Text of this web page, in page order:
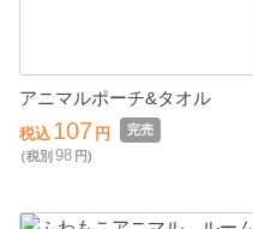
アニマルポーチ&タオル
税込 107 円
完売
（税別 98 円)